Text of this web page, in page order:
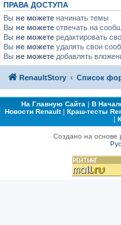
ПРАВА ДОСТУПА
Вы не можете начинать темы
Вы не можете отвечать на
Вы не можете редактировать
Вы не можете удалять свои
Вы не можете добавлять
RenaultStory Список
На Главную Сайта | В
Новости Renault| Краш-тесты
|
Создано на основе